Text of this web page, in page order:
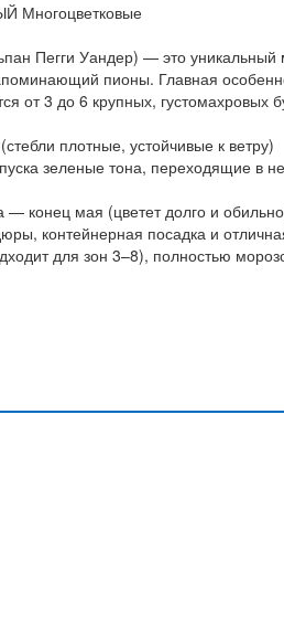
Многоцветковые
Пегги Уандер) — это уникальный
пионы. Главная
от 3 до 6 крупных, густомахровых
плотные, устойчивые к ветру)
зеленые тона, переходящие в
конец мая (цветет долго и
контейнерная посадка и
для зон 3–8), полностью